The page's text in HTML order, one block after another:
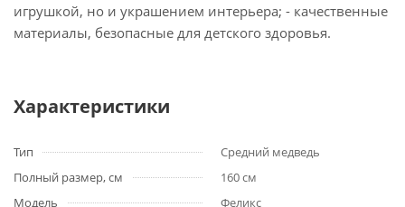
игрушкой, но и украшением интерьера; - качественные
материалы, безопасные для детского здоровья.
Характеристики
Тип
Средний медведь
Полный размер, см
160 см
Модель
Феликс